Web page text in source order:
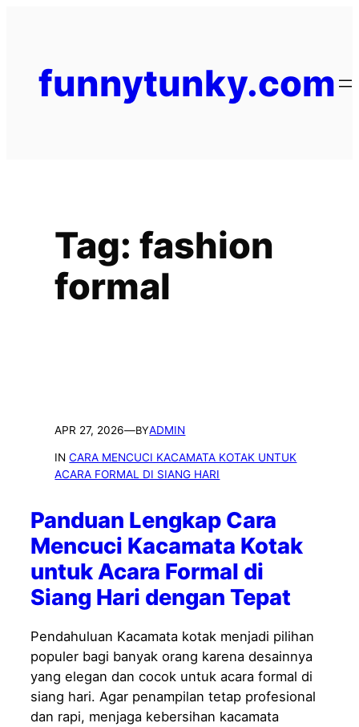
funnytunky.com
Tag:fashion
formal
APR 27, 2026—BYADMIN
INCARA MENCUCI KACAMATA KOTAK UNTUK
ACARA FORMAL DI SIANG HARI
Panduan Lengkap Cara
Mencuci Kacamata Kotak
untuk Acara Formal di
Siang Hari dengan Tepat
Pendahuluan Kacamata kotak menjadi pilihan
populer bagi banyak orang karena desainnya
yang elegan dan cocok untuk acara formal di
siang hari. Agar penampilan tetap profesional
dan rapi, menjaga kebersihan kacamata